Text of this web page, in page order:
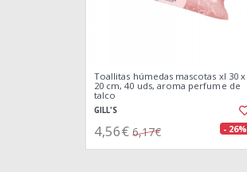
Toallitas húmedas mascotas xl 30 x
20 cm, 40 uds, aroma perfume de
talco
GILL'S
4,56€ 6,17€ - 26%